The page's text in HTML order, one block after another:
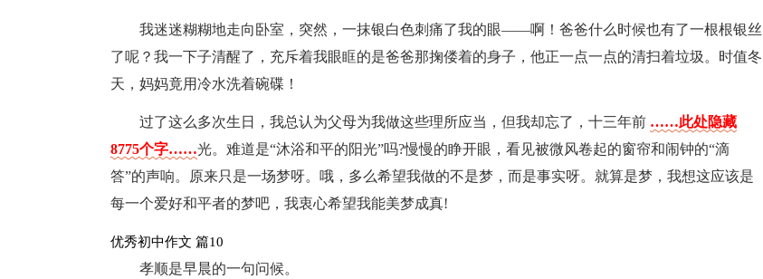
我迷迷糊糊地走向卧室，突然，一抹银白色刺痛了我的眼——啊！爸爸什么时候也有了一根根银丝
了呢？我一下子清醒了，充斥着我眼眶的是爸爸那掬偻着的身子，他正一点一点的清扫着垃圾。时值冬
天，妈妈竟用冷水洗着碗碟！
过了这么多次生日，我总认为父母为我做这些理所应当，但我却忘了，十三年前 ……此处隐藏
8775个字……光。难道是“沐浴和平的阳光”吗?慢慢的睁开眼，看见被微风卷起的窗帘和闹钟的“滴
答”的声响。原来只是一场梦呀。哦，多么希望我做的不是梦，而是事实呀。就算是梦，我想这应该是
每一个爱好和平者的梦吧，我衷心希望我能美梦成真!
优秀初中作文 篇10
孝顺是早晨的一句问候。